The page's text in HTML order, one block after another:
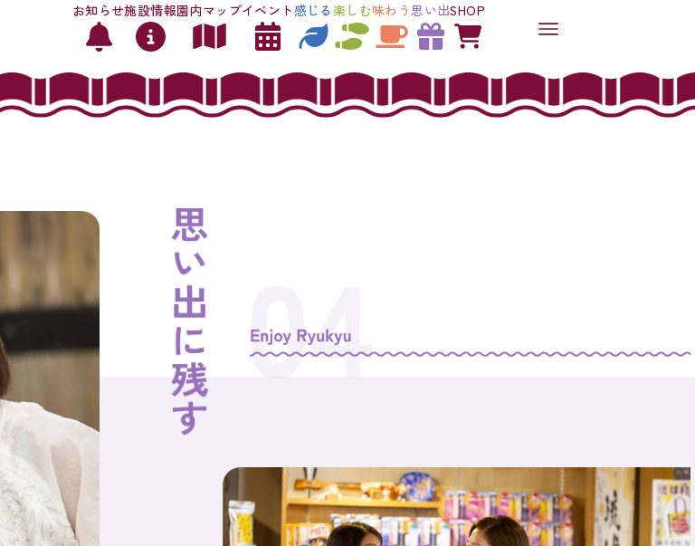
お知らせ施設情報園内マップイベント感じる 楽しむ味わう思い出SHOP